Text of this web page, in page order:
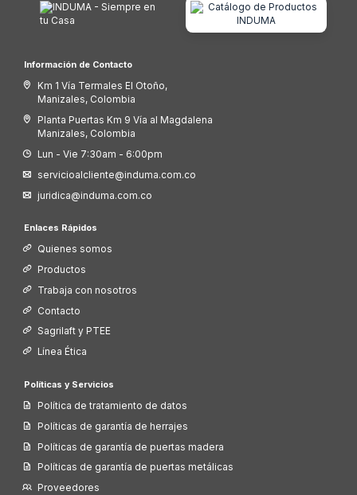
Información de Contacto
Km 1 Vía Termales El Otoño,
Manizales, Colombia
Planta Puertas Km 9 Vía al Magdalena
Manizales, Colombia
Lun - Vie 7:30am - 6:00pm
servicioalcliente@induma.com.co
juridica@induma.com.co
Enlaces Rápidos
Quienes somos
Productos
Trabaja con nosotros
Contacto
Sagrilaft y PTEE
Línea Ética
Políticas y Servicios
Política de tratamiento de datos
Políticas de garantía de herrajes
Políticas de garantía de puertas madera
Políticas de garantía de puertas metálicas
Proveedores